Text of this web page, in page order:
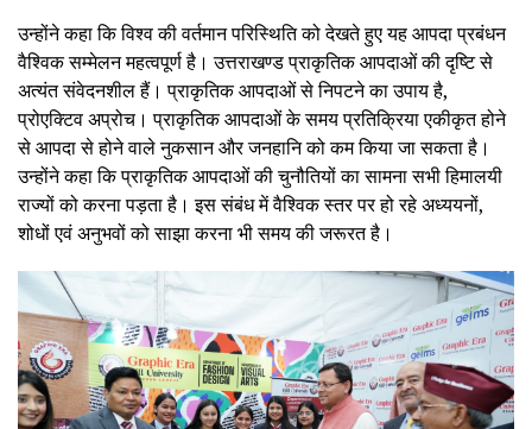
उन्होंने कहा कि विश्व की वर्तमान परिस्थिति को देखते हुए यह आपदा प्रबंधन
वैश्विक सम्मेलन महत्वपूर्ण है। उत्तराखण्ड प्राकृतिक आपदाओं की दृष्टि से
अत्यंत संवेदनशील हैं। प्राकृतिक आपदाओं से निपटने का उपाय है,
प्रोएक्टिव अप्रोच। प्राकृतिक आपदाओं के समय प्रतिक्रिया एकीकृत होने
से आपदा से होने वाले नुकसान और जनहानि को कम किया जा सकता है।
उन्होंने कहा कि प्राकृतिक आपदाओं की चुनौतियों का सामना सभी हिमालयी
राज्यों को करना पड़ता है। इस संबंध में वैश्विक स्तर पर हो रहे अध्ययनों,
शोधों एवं अनुभवों को साझा करना भी समय की जरूरत है।